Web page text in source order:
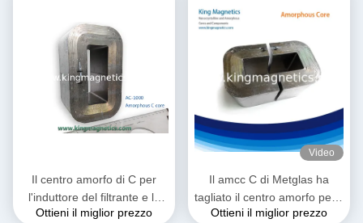
Il centro amorfo di C per
l'induttore del filtrante e la
bobina d'arresto di PFC fatti
Ottieni il miglior prezzo
Video
Il amcc C di Metglas ha
tagliato il centro amorfo per il
trasformatore ad alta
Ottieni il miglior prezzo